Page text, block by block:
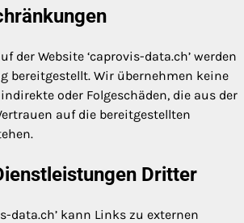
der Website ‘caprovis-data.ch’ werden
bereitgestellt. Wir übernehmen keine
oder Folgeschäden, die aus der
auf die bereitgestellten
Dritter
data.ch’ kann Links zu externen